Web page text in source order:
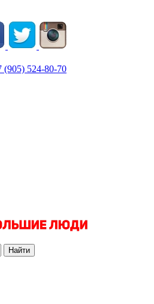
(905) 524-80-70
Найти